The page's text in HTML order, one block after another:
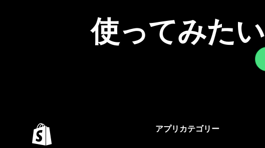
使ってみた
アプリカテゴリー